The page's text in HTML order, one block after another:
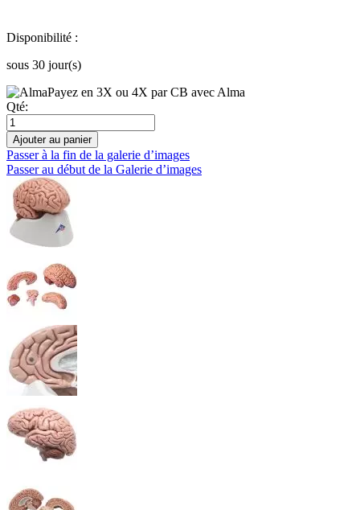
Disponibilité :
sous 30 jour(s)
Payez en 3X ou 4X par CB avec Alma
Qté:
Ajouter au panier
Passer à la fin de la galerie d’images
Passer au début de la Galerie d’images